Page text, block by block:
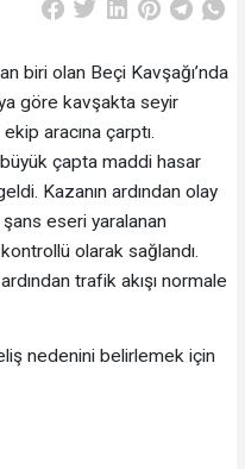
biri olan Beçi Kavşağı’nda
göre kavşakta seyir
aracına çarptı.
çapta maddi hasar
Kazanın ardından olay
eseri yaralanan
olarak sağlandı.
trafik akışı normale
nedenini belirlemek için